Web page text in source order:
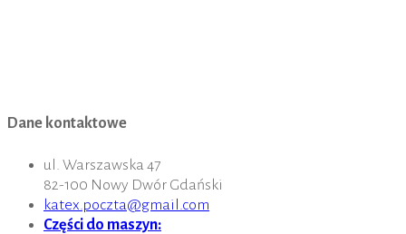
Dane kontaktowe
ul. Warszawska 47
82-100 Nowy Dwór Gdański
katex.poczta@gmail.com
Części do maszyn: